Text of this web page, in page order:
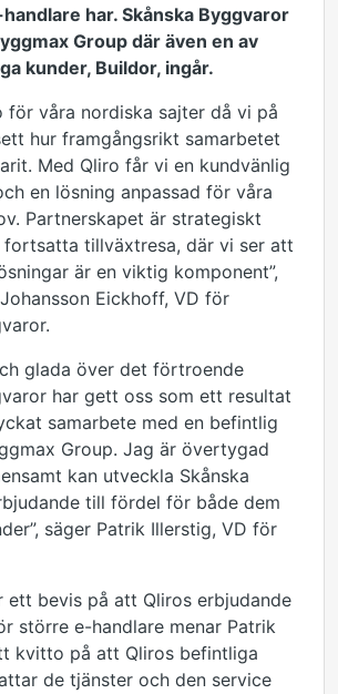
har. Skånska Byggvaror
Group där även en av
kunder, Buildor, ingår.
för våra nordiska sajter då vi på
hur framgångsrikt samarbetet
Med Qliro får vi en kundvänlig
en lösning anpassad för våra
Partnerskapet är strategiskt
tillväxtresa, där vi ser att
är en viktig komponent”,
Eickhoff, VD för
glada över det förtroende
har gett oss som ett resultat
samarbete med en befintlig
Group. Jag är övertygad
kan utveckla Skånska
till fördel för både dem
säger Patrik Illerstig, VD för
ett bevis på att Qliros erbjudande
större e-handlare menar Patrik
kvitto på att Qliros befintliga
de tjänster och den service